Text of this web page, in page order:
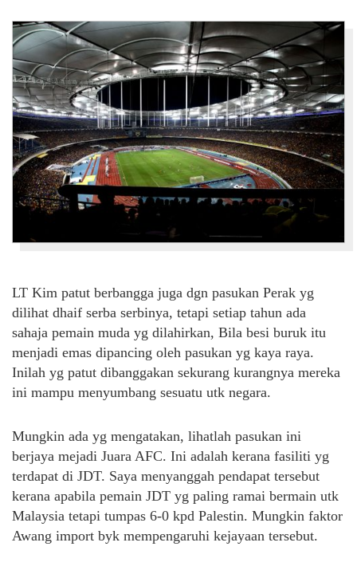
LT Kim patut berbangga juga dgn pasukan Perak yg
dilihat dhaif serba serbinya, tetapi setiap tahun ada
sahaja pemain muda yg dilahirkan, Bila besi buruk itu
menjadi emas dipancing oleh pasukan yg kaya raya.
Inilah yg patut dibanggakan sekurang kurangnya mereka
ini mampu menyumbang sesuatu utk negara.
Mungkin ada yg mengatakan, lihatlah pasukan ini
berjaya mejadi Juara AFC. Ini adalah kerana fasiliti yg
terdapat di JDT. Saya menyanggah pendapat tersebut
kerana apabila pemain JDT yg paling ramai bermain utk
Malaysia tetapi tumpas 6-0 kpd Palestin. Mungkin faktor
Awang import byk mempengaruhi kejayaan tersebut.